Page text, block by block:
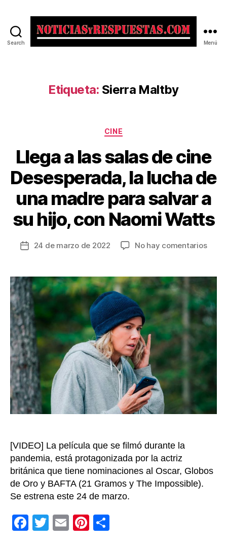
Search Menú
Etiqueta: Sierra Maltby
Categorías
CINE
Llega a las salas de cine
Desesperada, la lucha de
una madre para salvar a
su hijo, con Naomi Watts
Fecha
entrada
24 de marzo de 2022 No hay comentariosen
las
salas
de
cine
la
de
una
a
[VIDEO] La película que se filmó durante la
pandemia, está protagonizada por la actriz
británica que tiene nominaciones al Oscar, Globos
de Oro y BAFTA (21 Gramos y The Impossible).
Se estrena este 24 de marzo.
F
T
E
Pi